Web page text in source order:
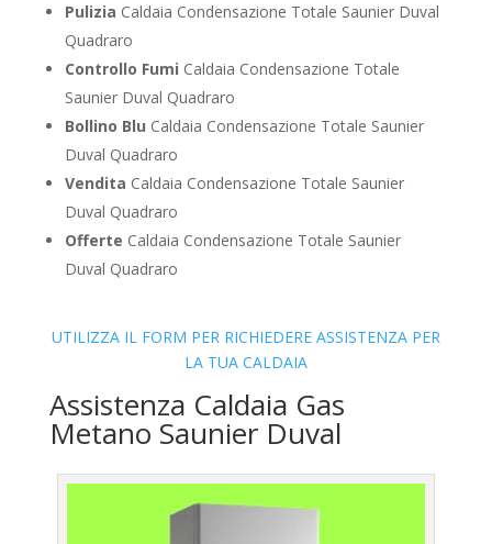
Pulizia Caldaia Condensazione Totale Saunier Duval
Quadraro
Controllo Fumi Caldaia Condensazione Totale
Saunier Duval Quadraro
Bollino Blu Caldaia Condensazione Totale Saunier
Duval Quadraro
Vendita Caldaia Condensazione Totale Saunier
Duval Quadraro
Offerte Caldaia Condensazione Totale Saunier
Duval Quadraro
UTILIZZA IL FORM PER RICHIEDERE ASSISTENZA PER
LA TUA CALDAIA
Assistenza Caldaia Gas
Metano Saunier Duval